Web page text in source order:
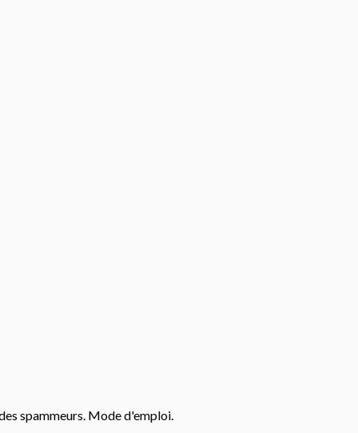
spammeurs. Mode d'emploi.